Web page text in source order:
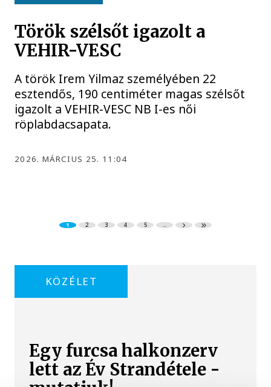
Török szélsőt igazolt a
VEHIR-VESC
A török Irem Yilmaz személyében 22
esztendős, 190 centiméter magas szélsőt
igazolt a VEHIR-VESC NB I-es női
röplabdacsapata.
2026. MÁRCIUS 25. 11:04
1 2 3 4 5 ...
KÖZÉLET
Egy furcsa halkonzerv
lett az Év Strandétele -